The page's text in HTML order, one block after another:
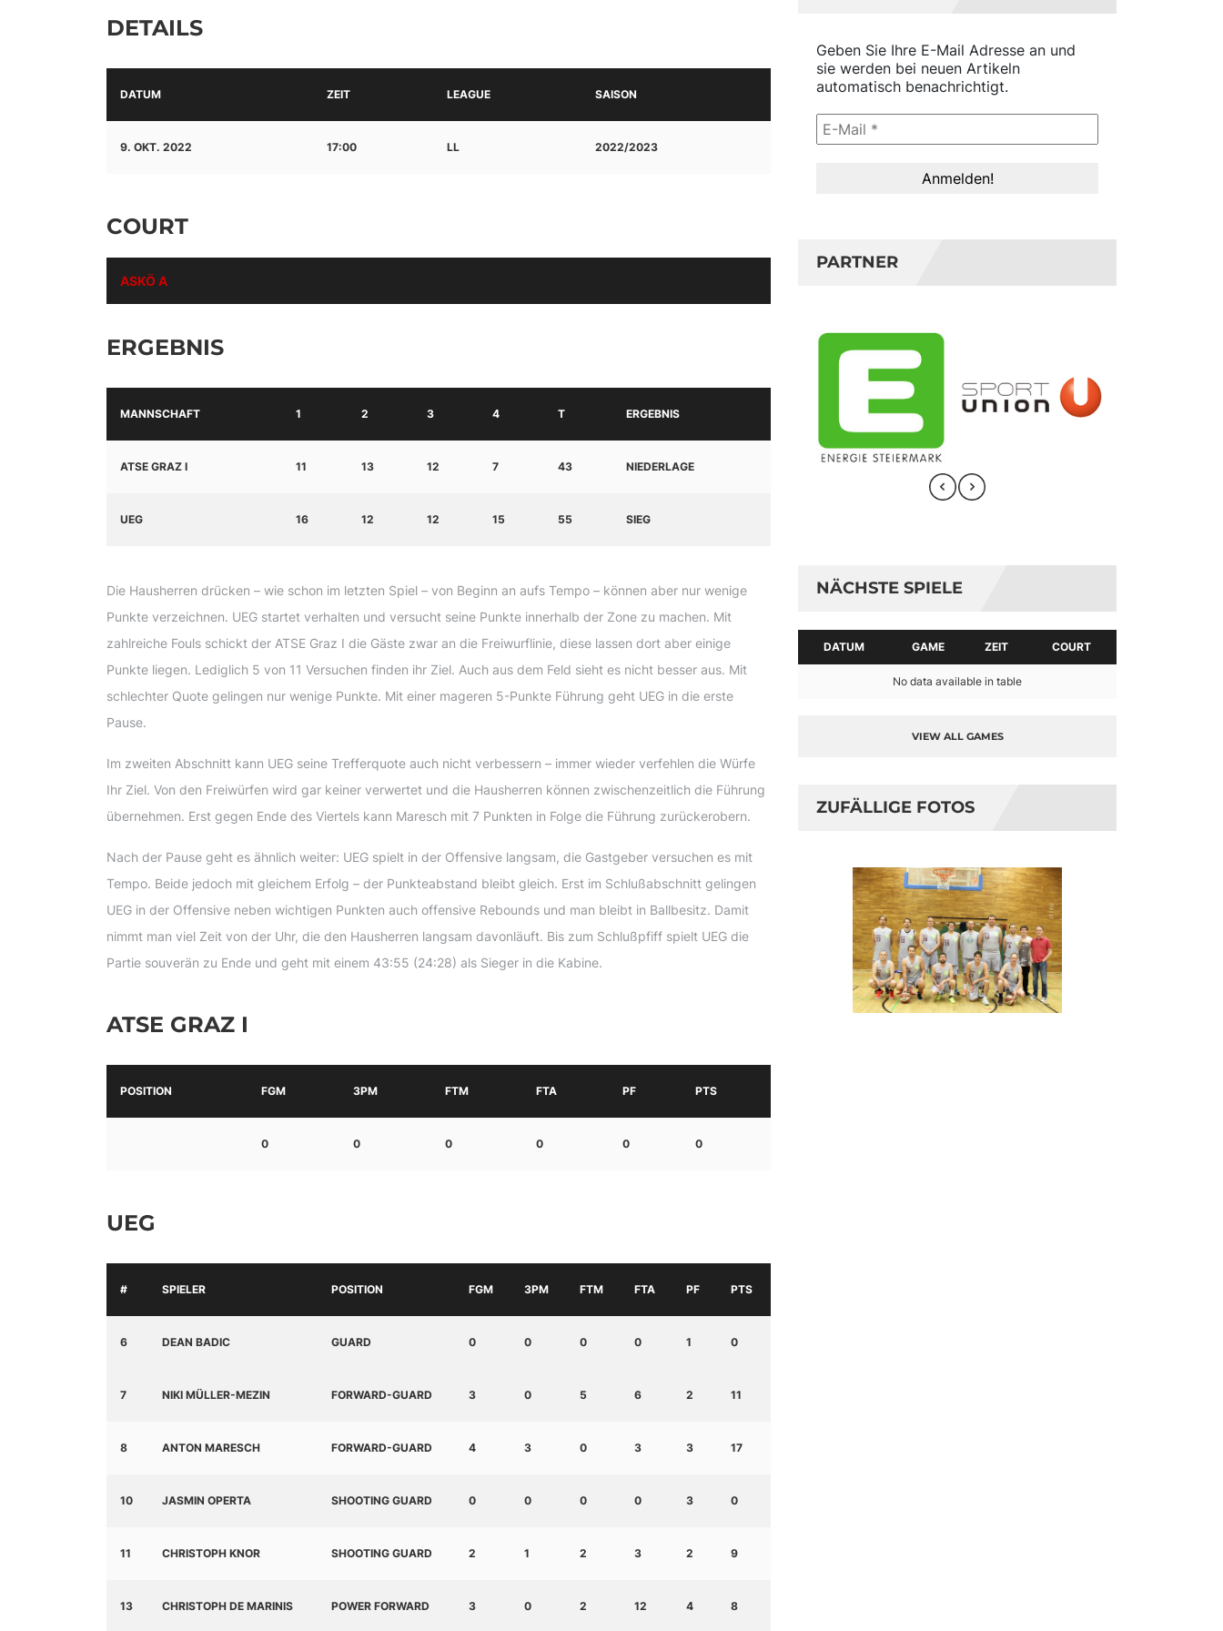
DETAILS
DATUM ZEIT LEAGUE SAISON
9. OKT. 2022 17:00 LL 2022/2023
COURT
ASKÖ A
ERGEBNIS
MANNSCHAFT 1 2 3 4 T ERGEBNIS
ATSE GRAZ I 11 13 12 7 43 NIEDERLAGE
UEG 16 12 12 15 55 SIEG
Die Hausherren drücken – wie schon im letzten Spiel – von Beginn an aufs Tempo – können aber nur wenige
Punkte verzeichnen. UEG startet verhalten und versucht seine Punkte innerhalb der Zone zu machen. Mit
zahlreiche Fouls schickt der ATSE Graz I die Gäste zwar an die Freiwurflinie, diese lassen dort aber einige
Punkte liegen. Lediglich 5 von 11 Versuchen finden ihr Ziel. Auch aus dem Feld sieht es nicht besser aus. Mit
schlechter Quote gelingen nur wenige Punkte. Mit einer mageren 5-Punkte Führung geht UEG in die erste
Pause.
Im zweiten Abschnitt kann UEG seine Trefferquote auch nicht verbessern – immer wieder verfehlen die Würfe
Ihr Ziel. Von den Freiwürfen wird gar keiner verwertet und die Hausherren können zwischenzeitlich die Führung
übernehmen. Erst gegen Ende des Viertels kann Maresch mit 7 Punkten in Folge die Führung zurückerobern.
Nach der Pause geht es ähnlich weiter: UEG spielt in der Offensive langsam, die Gastgeber versuchen es mit
Tempo. Beide jedoch mit gleichem Erfolg – der Punkteabstand bleibt gleich. Erst im Schlußabschnitt gelingen
UEG in der Offensive neben wichtigen Punkten auch offensive Rebounds und man bleibt in Ballbesitz. Damit
nimmt man viel Zeit von der Uhr, die den Hausherren langsam davonläuft. Bis zum Schlußpfiff spielt UEG die
Partie souverän zu Ende und geht mit einem 43:55 (24:28) als Sieger in die Kabine.
ATSE GRAZ I
POSITION FGM 3PM FTM FTA PF PTS
0 0 0 0 0 0
UEG
# SPIELER POSITION FGM 3PM FTM FTA PF PTS
6 DEAN BADIC GUARD 0 0 0 0 1 0
7 NIKI MÜLLER-MEZIN FORWARD-GUARD 3 0 5 6 2 11
8 ANTON MARESCH FORWARD-GUARD 4 3 0 3 3 17
10 JASMIN OPERTA SHOOTING GUARD 0 0 0 0 3 0
11 CHRISTOPH KNOR SHOOTING GUARD 2 1 2 3 2 9
13 CHRISTOPH DE MARINIS POWER FORWARD 3 0 2 12 4 8
Geben Sie Ihre E-Mail Adresse an und
sie werden bei neuen Artikeln
automatisch benachrichtigt.
PARTNER
NÄCHSTE SPIELE
DATUM GAME ZEIT COURT
No data available in table
VIEW ALL GAMES
ZUFÄLLIGE FOTOS